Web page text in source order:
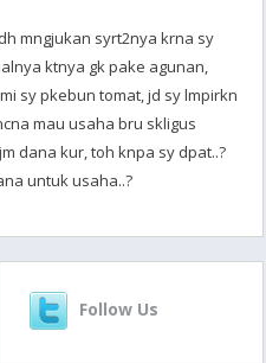
mngjukan syrt2nya krna sy
ktnya gk pake agunan,
sy pkebun tomat, jd sy lmpirkn
mau usaha bru skligus
dana kur, toh knpa sy dpat..?
untuk usaha..?
Follow Us